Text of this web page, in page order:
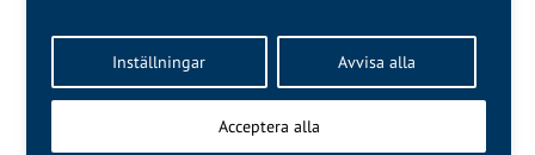
Inställningar Avvisa alla
Acceptera alla
Kundtjänst